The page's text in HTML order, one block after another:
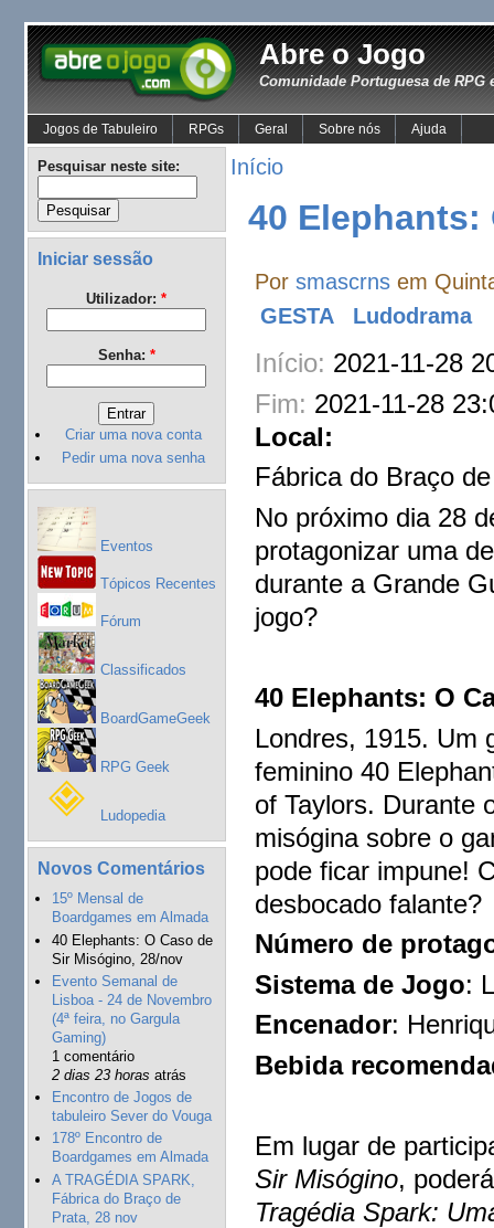
Abre o Jogo
Comunidade Portuguesa de RPG
Jogos de Tabuleiro RPGs Geral Sobre nós Ajuda
Pesquisar neste site:
Iniciar sessão
Utilizador: *
Senha: *
Criar uma nova conta
Pedir uma nova senha
Eventos
Tópicos Recentes
Fórum
Classificados
BoardGameGeek
RPG Geek
Ludopedia
Novos Comentários
15º Mensal de
Boardgames em Almada
40 Elephants: O Caso de
Sir Misógino, 28/nov
Evento Semanal de
Lisboa - 24 de Novembro
(4ª feira, no Gargula
Gaming)
1 comentário
2 dias 23 horas atrás
Encontro de Jogos de
tabuleiro Sever do Vouga
178º Encontro de
Boardgames em Almada
A TRAGÉDIA SPARK,
Fábrica do Braço de
Prata, 28 nov
Início
40 Elephants:
Porsmascrns em
GESTA
Ludodrama
Início: 2021-11-28
Fim: 2021-11-28
Local:
Fábrica do Braço
No próximo dia 28
protagonizar uma
durante a Grande
jogo?
40 Elephants: O
Londres, 1915. Um
feminino 40
of Taylors. Durante
misógina sobre o
pode ficar impune!
desbocado falante?
Número de
Sistema de Jogo:
Encenador:
Bebida
Em lugar de
Sir Misógino,
Tragédia Spark: